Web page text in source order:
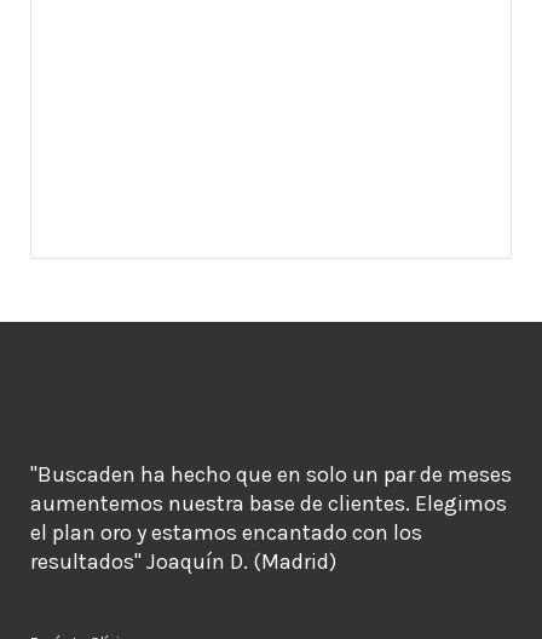
"Buscaden ha hecho que en solo un par de meses
aumentemos nuestra base de clientes. Elegimos
el plan oro y estamos encantado con los
resultados" Joaquín D. (Madrid)